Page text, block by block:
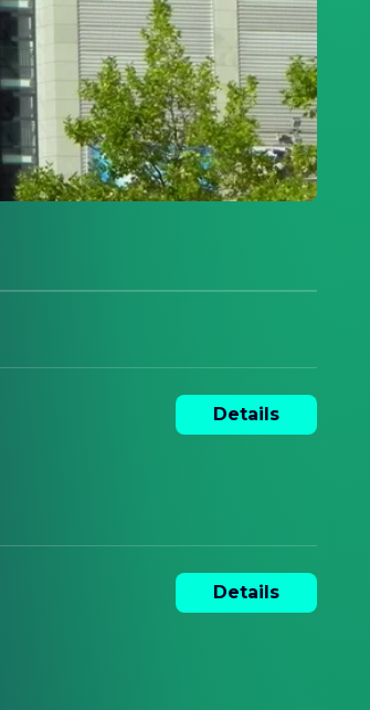
Details
Details